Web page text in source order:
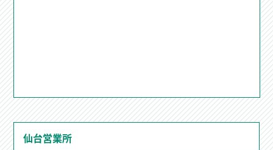
仙台営業所